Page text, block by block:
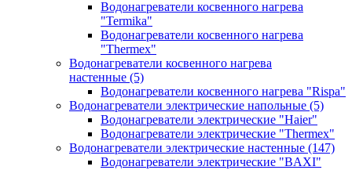
Водонагреватели косвенного нагрева
"Termika"
Водонагреватели косвенного нагрева
"Thermex"
Водонагреватели косвенного нагрева
настенные (5)
Водонагреватели косвенного нагрева "Rispa"
Водонагреватели электрические напольные (5)
Водонагреватели электрические "Haier"
Водонагреватели электрические "Thermex"
Водонагреватели электрические настенные (147)
Водонагреватели электрические "BAXI"